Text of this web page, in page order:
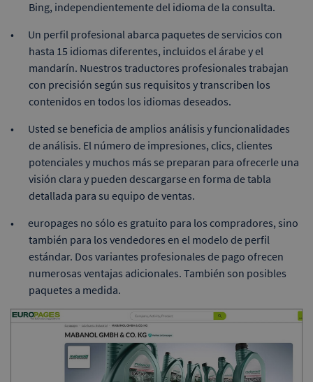
Bing, independientemente del idioma de la consulta.
Un perfil profesional abarca paquetes de servicios con
hasta 15 idiomas diferentes, incluidos el árabe y el
mandarín. Nuestros traductores profesionales trabajan
con precisión según sus requisitos y transcriben los
contenidos en todos los idiomas deseados.
Usted se beneficia de amplios análisis y funcionalidades
de análisis. El número de impresiones, clics, clientes
potenciales y muchos más se preparan para ofrecerle una
visión clara y pueden descargarse en forma de tabla
detallada para su equipo de ventas.
europages no sólo es gratuito para los compradores, sino
también para los vendedores en el modelo de perfil
estándar. Dos variantes profesionales de pago ofrecen
numerosas ventajas adicionales. También son posibles
paquetes a medida.